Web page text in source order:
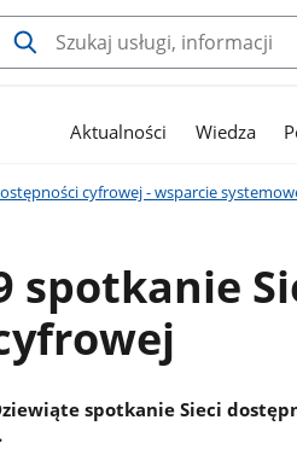
Aktualności Wiedza
cyfrowej - wsparcie
spotkanie
spotkanie Sieci